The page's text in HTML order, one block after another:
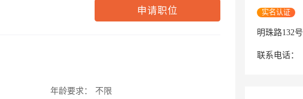
申请职位
年龄要求：
不限
实名认证
明珠路132号
联系电话：